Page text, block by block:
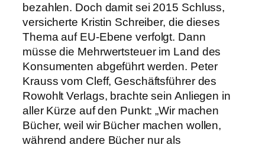
bezahlen. Doch damit sei 2015 Schluss,
versicherte Kristin Schreiber, die dieses
Thema auf EU-Ebene verfolgt. Dann
müsse die Mehrwertsteuer im Land des
Konsumenten abgeführt werden. Peter
Krauss vom Cleff, Geschäftsführer des
Rowohlt Verlags, brachte sein Anliegen in
aller Kürze auf den Punkt: „Wir machen
Bücher, weil wir Bücher machen wollen,
während andere Bücher nur als